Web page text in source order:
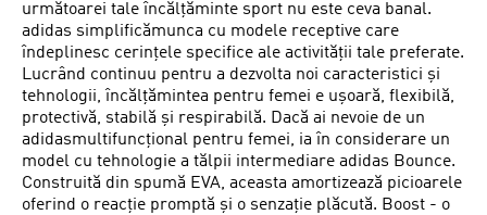
următoarei tale încălțăminte sport nu este ceva banal.
adidas simplificămunca cu modele receptive care
îndeplinesc cerințele specifice ale activității tale preferate.
Lucrând continuu pentru a dezvolta noi caracteristici și
tehnologii, încălțămintea pentru femei e ușoară, flexibilă,
protectivă, stabilă și respirabilă. Dacă ai nevoie de un
adidasmultifuncțional pentru femei, ia în considerare un
model cu tehnologie a tălpii intermediare adidas Bounce.
Construită din spumă EVA, aceasta amortizează picioarele
oferind o reacție promptă și o senzație plăcută. Boost - o